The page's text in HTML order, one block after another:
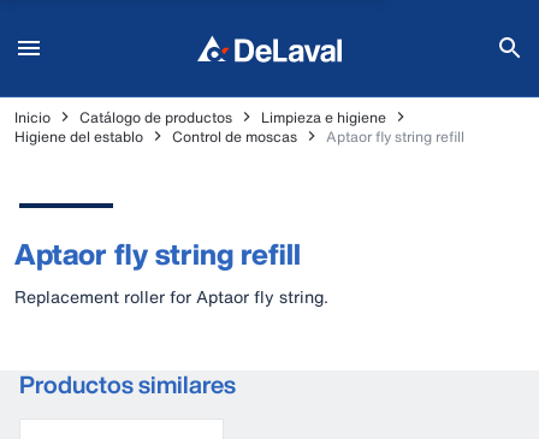
Inicio Catálogo de productos
Limpieza e higiene
Higiene del establo
Control de moscas Aptaor fly string refill
Aptaor fly string refill
Replacement roller for Aptaor fly string.
Productos similares